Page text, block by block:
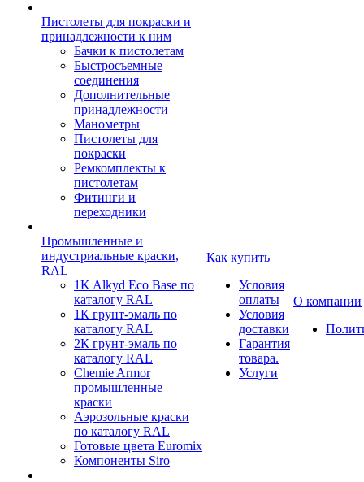
Пистолеты для покраски и
принадлежности к ним
Бачки к пистолетам
Быстросъемные
соединения
Дополнительные
принадлежности
Манометры
Пистолеты для
покраски
Ремкомплекты к
пистолетам
Фитинги и
переходники
Промышленные и
индустриальные краски,
RAL
1K Alkyd Eco Base по
каталогу RAL
1К грунт-эмаль по
каталогу RAL
2К грунт-эмаль по
каталогу RAL
Chemie Armor
промышленные
краски
Аэрозольные краски
по каталогу RAL
Готовые цвета Euromix
Компоненты Siro
Как купить
Условия
оплаты
Условия
доставки
Гарантия
товара.
Услуги
О компании